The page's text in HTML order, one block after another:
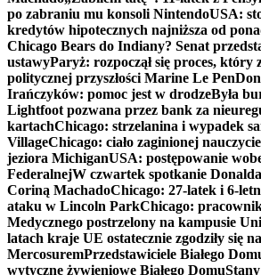
po zabraniu mu konsoli NintendoUSA:
kredytów hipotecznych najniższa od
Chicago Bears do Indiany? Senat
ustawyParyż: rozpoczął się proces, który
politycznej przyszłości Marine Le Pen
Irańczyków: pomoc jest w drodzeByła
Lightfoot pozwana przez bank za
kartachChicago: strzelanina i wypadek
VillageChicago: ciało zaginionej
jeziora MichiganUSA: postępowanie
FederalnejW czwartek spotkanie
Coriną MachadoChicago: 27-latek i 6-
ataku w Lincoln ParkChicago:
Medycznego postrzelony na kampusie
latach kraje UE ostatecznie zgodziły się
MercosuremPrzedstawiciele Białego
wytyczne żywieniowe Białego Domu